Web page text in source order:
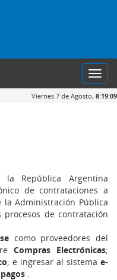
Viernes 7 de Agosto, 8:19:09
República Argentina
de contrataciones a
Administración Pública
de contratación
como proveedores del
Compras Electrónicas;
; e ingresar al sistema e-
.